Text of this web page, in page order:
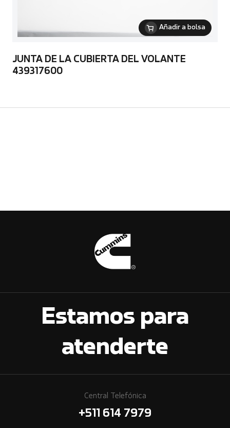
Añadir a bolsa
JUNTA DE LA CUBIERTA DEL VOLANTE
439317600
Estamos para
atenderte
Central Telefónica
+511 614 7979